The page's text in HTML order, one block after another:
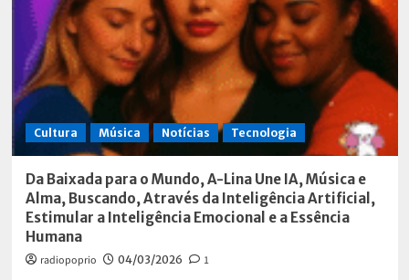
Cultura Música Notícias Tecnologia
Da Baixada para o Mundo, A-Lina Une IA, Música e
Alma, Buscando, Através da Inteligência Artificial,
Estimular a Inteligência Emocional e a Essência
Humana
radiopoprio 04/03/2026 1